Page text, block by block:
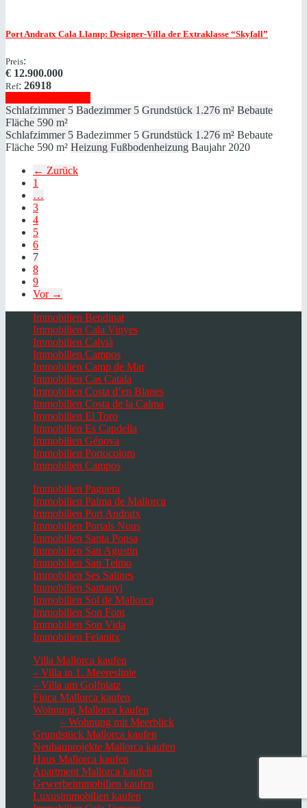
Port Andratx Cala Llamp: Designer-Villa der Extraklasse “Skyfall”
Preis:
€ 12.900.000
Ref: 26918
Schlafzimmer 5 Badezimmer 5 Grundstück 1.276 m² Bebaute
Fläche 590 m²
Schlafzimmer 5 Badezimmer 5 Grundstück 1.276 m² Bebaute
Fläche 590 m² Heizung Fußbodenheizung Baujahr 2020
← Zurück
1
…
3
4
5
6
7
8
9
Vor →
Immobilien Bendinat
Immobilien Cala Vinyes
Immobilien Calvià
Immobilien Campos
Immobilien Camp de Mar
Immobilien Cas Catala
Immobilien Costa d’en Blanes
Immobilien Costa de la Calma
Immobilien El Toro
Immobilien Es Capdella
Immobilien Génova
Immobilien Portocolom
Immobilien Campos
Immobilien Paguera
Immobilien Palma de Mallorca
Immobilien Port Andratx
Immobilien Portals Nous
Immobilien Santa Ponsa
Immobilien San Agustin
Immobilien San Telmo
Immobilien Ses Salines
Immobilien Santanyi
Immobilien Sol de Mallorca
Immobilien Son Font
Immobilien Son Vida
Immobilien Felanitx
Villa Mallorca kaufen
– Villa in 1. Meereslinie
– Villa am Golfplatz
Finca Mallorca kaufen
Wohnung Mallorca kaufen
– Wohnung mit Meerblick
Grundstück Mallorca kaufen
Neubauprojekte Mallorca kaufen
Haus Mallorca kaufen
Apartment Mallorca kaufen
Gewerbeimmobilien kaufen
Luxusimmobilien kaufen